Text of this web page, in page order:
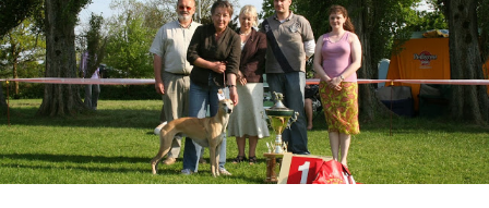
Profil
von
ingrid.krahheiermann
auf
Facebook
anzeigen
Archiv
Archiv